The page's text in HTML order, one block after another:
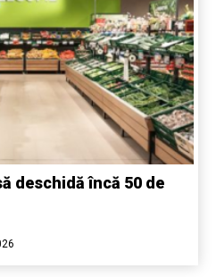
deschidă încă 50 de